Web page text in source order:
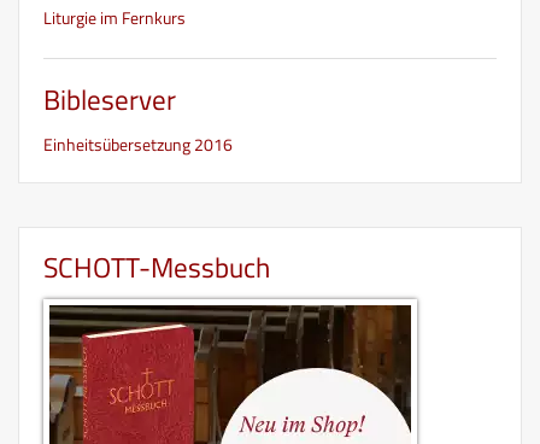
Liturgie im Fernkurs
Bibleserver
Einheitsübersetzung 2016
SCHOTT-Messbuch